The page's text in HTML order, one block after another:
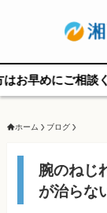
相談ください
ホーム ブログ
腕のねじ
が治らな